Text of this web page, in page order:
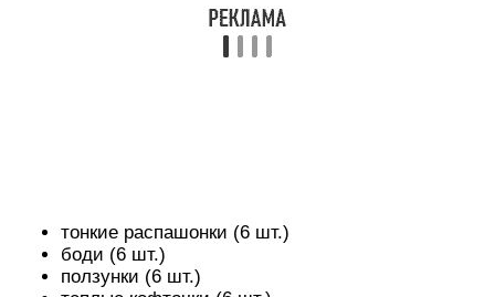
тонкие распашонки (6 шт.)
боди (6 шт.)
ползунки (6 шт.)